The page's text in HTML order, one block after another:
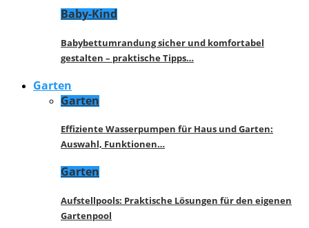
Baby-Kind
Babybettumrandung sicher und komfortabel
gestalten – praktische Tipps…
Garten
Garten
Effiziente Wasserpumpen für Haus und Garten:
Auswahl, Funktionen…
Garten
Aufstellpools: Praktische Lösungen für den eigenen
Gartenpool